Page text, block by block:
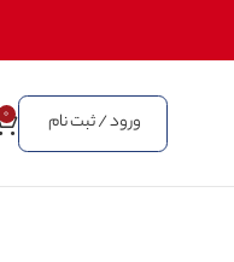
ورود / ثبت نام 0